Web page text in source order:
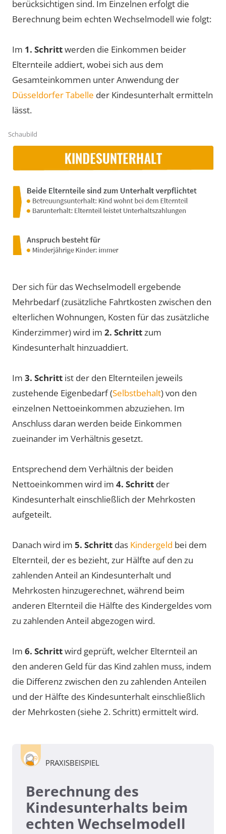
Schaubild
berücksichtigen sind. Im Einzelnen erfolgt die
Berechnung beim echten Wechselmodell wie folgt:
Im 1. Schrittwerden die Einkommen beider
Elternteile addiert, wobei sich aus dem
Gesamteinkommen unter Anwendung der
Düsseldorfer Tabelle der Kindesunterhalt ermitteln
lässt.
Der sich für das Wechselmodell ergebende
Mehrbedarf (zusätzliche Fahrtkosten zwischen den
elterlichen Wohnungen, Kosten für das zusätzliche
Kinderzimmer) wird im 2. Schrittzum
Kindesunterhalt hinzuaddiert.
Im 3. Schritt ist der den Elternteilen jeweils
zustehende Eigenbedarf (Selbstbehalt) von den
einzelnen Nettoeinkommen abzuziehen. Im
Anschluss daran werden beide Einkommen
zueinander im Verhältnis gesetzt.
Entsprechend dem Verhältnis der beiden
Nettoeinkommen wird im 4. Schritt der
Kindesunterhalt einschließlich der Mehrkosten
aufgeteilt.
Danach wird im 5. Schritt das Kindergeld bei dem
Elternteil, der es bezieht, zur Hälfte auf den zu
zahlenden Anteil an Kindesunterhalt und
Mehrkosten hinzugerechnet, während beim
anderen Elternteil die Hälfte des Kindergeldes vom
zu zahlenden Anteil abgezogen wird.
Im 6. Schrittwird geprüft, welcher Elternteil an
den anderen Geld für das Kind zahlen muss, indem
die Differenz zwischen den zu zahlenden Anteilen
und der Hälfte des Kindesunterhalt einschließlich
der Mehrkosten (siehe 2. Schritt) ermittelt wird.
PRAXISBEISPIEL
Berechnung des
Kindesunterhalts beim
echten Wechselmodell